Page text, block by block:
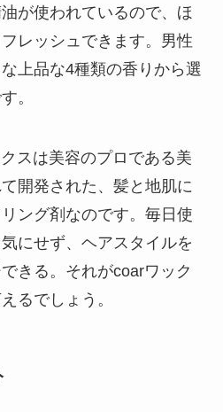
が使われているので、ほ
レッシュできます。男性
上品な4種類の香りから選
。
スは美容のプロである美
開発された、髪と地肌に
ング剤なのです。毎日使
にせず、ヘアスタイルを
きる。それがcoarワック
るでしょう。